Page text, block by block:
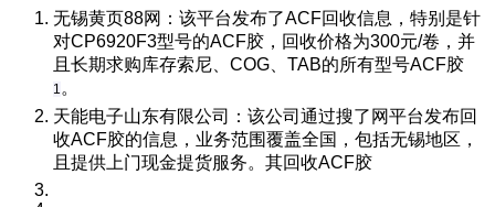
无锡黄页88网 ‌：该平台发布了ACF回收信息，特别是针
对CP6920F3型号的ACF胶，回收价格为300元/卷，并
且长期求购库存索尼、COG、TAB的所有型号ACF胶‌
1 。
天能电子山东有限公司
‌：该公司通过搜了网平台发布回
收ACF胶的信息，业务范围覆盖全国，包括无锡地区，
且提供上门现金提货服务。其回收ACF胶